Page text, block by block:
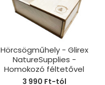
Hörcsögműhely - Glirex
NatureSupplies -
Homokozó féltetővel
3 990 Ft-tól